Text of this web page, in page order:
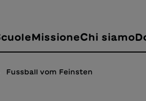
MissioneChi siamo
Fussball vom Feinsten